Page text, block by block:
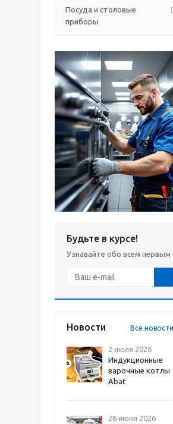
Посуда и столовые
приборы
Будьте в курсе!
Узнавайте обо всем первым
Новости Все новости
2 июля 2026
Индукционные
варочные котлы
Abat
26 июня 2026